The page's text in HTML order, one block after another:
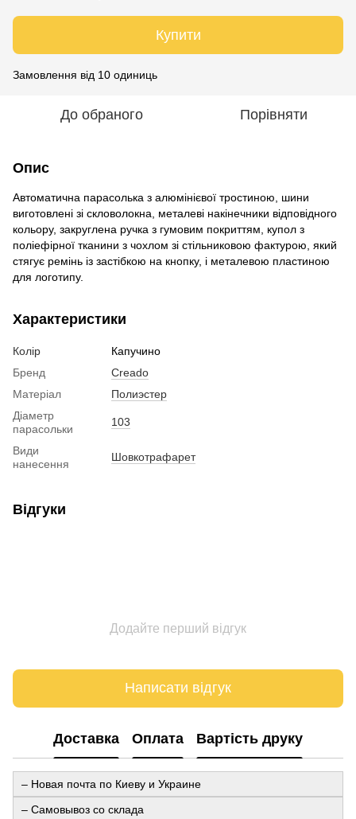
Купити
Замовлення від 10 одиниць
До обраного Порівняти
Опис
Автоматична парасолька з алюмінієвої тростиною, шини
виготовлені зі скловолокна, металеві накінечники відповідного
кольору, закруглена ручка з гумовим покриттям, купол з
поліефірної тканини з чохлом зі стільниковою фактурою, який
стягує ремінь із застібкою на кнопку, і металевою пластиною
для логотипу.
Характеристики
Колір
Капучино
Бренд
Creado
Матеріал
Полиэстер
Діаметр
парасольки
103
Види
нанесення
Шовкотрафарет
Відгуки
Додайте перший відгук
Написати відгук
Доставка Оплата Вартість друку
– Новая почта по Киеву и Украине
– Самовывоз со склада